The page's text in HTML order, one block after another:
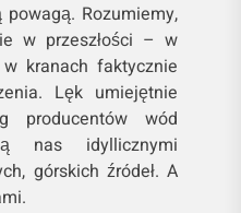
Rozumiemy,
w przeszłości – w
kranach faktycznie
Lęk umiejętnie
producentów wód
nas idyllicznymi
górskich źródeł. A